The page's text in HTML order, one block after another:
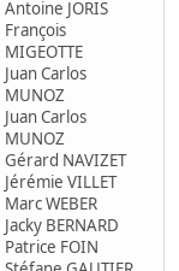
Antoine JORIS
François
MIGEOTTE
Juan Carlos
MUNOZ
Juan Carlos
MUNOZ
Gérard NAVIZET
Jérémie VILLET
Marc WEBER
Jacky BERNARD
Patrice FOIN